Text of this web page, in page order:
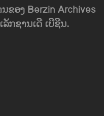
ຂອງ Berzin Archives
ກຊານເດີ ເບີຊີນ.